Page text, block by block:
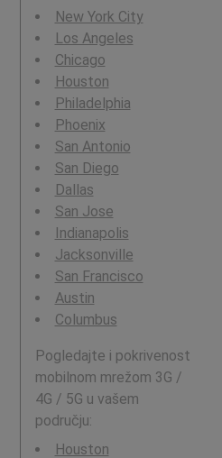
New York City
Los Angeles
Chicago
Houston
Philadelphia
Phoenix
San Antonio
San Diego
Dallas
San Jose
Indianapolis
Jacksonville
San Francisco
Austin
Columbus
Pogledajte i pokrivenost
mobilnom mrežom 3G /
4G / 5G u vašem
području:
Houston